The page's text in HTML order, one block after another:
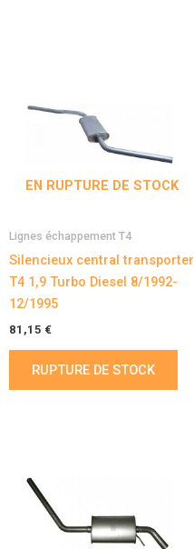
EN RUPTURE DE STOCK
Lignes échappement T4
Silencieux central transporter
T4 1,9 Turbo Diesel 8/1992-
12/1995
81,15 €
RUPTURE DE STOCK